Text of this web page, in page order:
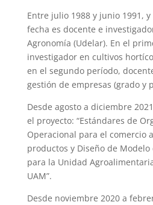
Entre julio 1988 y junio 1991,
fecha es docente e
Agronomía (Udelar). En el
investigador en cultivos
en el segundo período,
gestión de empresas (grado y
Desde agosto a diciembre
el proyecto: “Estándares de
Operacional para el comercio
productos y Diseño de
para la Unidad
UAM”.
Desde noviembre 2020 a